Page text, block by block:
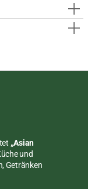
„Asian
und
Getränken